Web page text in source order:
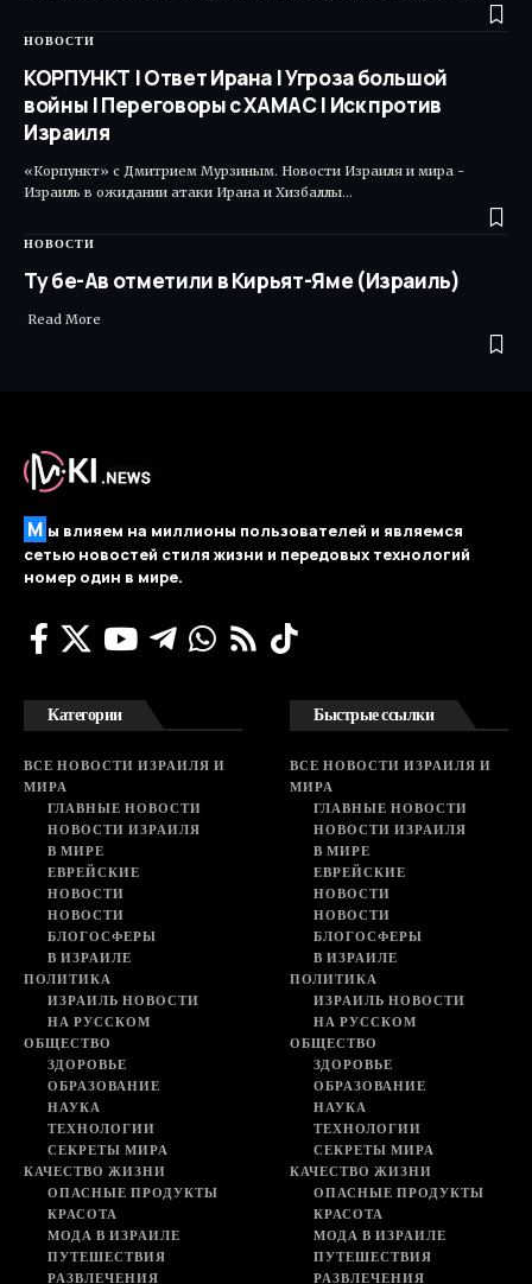
НОВОСТИ
КОРПУНКТ | Ответ Ирана | Угроза большой
войны | Переговоры с ХАМАС | Иск против
Израиля
«Корпункт» с Дмитрием Мурзиным. Новости Израиля и мира -
Израиль в ожидании атаки Ирана и Хизбаллы…
НОВОСТИ
Ту бе-Ав отметили в Кирьят-Яме (Израиль)
Read More ​
М ы влияем на миллионы пользователей и являемся
сетью новостей стиля жизни и передовых технологий
номер один в мире.
Категории
ВСЕ НОВОСТИ ИЗРАИЛЯ И
МИРА
ГЛАВНЫЕ НОВОСТИ
НОВОСТИ ИЗРАИЛЯ
В МИРЕ
ЕВРЕЙСКИЕ
НОВОСТИ
НОВОСТИ
БЛОГОСФЕРЫ
В ИЗРАИЛЕ
ПОЛИТИКА
ИЗРАИЛЬ НОВОСТИ
НА РУССКОМ
ОБЩЕСТВО
ЗДОРОВЬЕ
ОБРАЗОВАНИЕ
НАУКА
ТЕХНОЛОГИИ
СЕКРЕТЫ МИРА
КАЧЕСТВО ЖИЗНИ
ОПАСНЫЕ ПРОДУКТЫ
КРАСОТА
МОДА В ИЗРАИЛЕ
ПУТЕШЕСТВИЯ
РАЗВЛЕЧЕНИЯ
Быстрые ссылки
ВСЕ НОВОСТИ ИЗРАИЛЯ И
МИРА
ГЛАВНЫЕ НОВОСТИ
НОВОСТИ ИЗРАИЛЯ
В МИРЕ
ЕВРЕЙСКИЕ
НОВОСТИ
НОВОСТИ
БЛОГОСФЕРЫ
В ИЗРАИЛЕ
ПОЛИТИКА
ИЗРАИЛЬ НОВОСТИ
НА РУССКОМ
ОБЩЕСТВО
ЗДОРОВЬЕ
ОБРАЗОВАНИЕ
НАУКА
ТЕХНОЛОГИИ
СЕКРЕТЫ МИРА
КАЧЕСТВО ЖИЗНИ
ОПАСНЫЕ ПРОДУКТЫ
КРАСОТА
МОДА В ИЗРАИЛЕ
ПУТЕШЕСТВИЯ
РАЗВЛЕЧЕНИЯ